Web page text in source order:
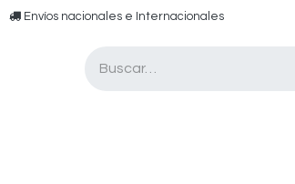
​​ E​nvíos nacionales e ​​​Internacionales​